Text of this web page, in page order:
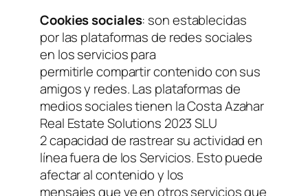
Cookies sociales: son establecidas
por las plataformas de redes sociales
en los servicios para
permitirle compartir contenido con sus
amigos y redes. Las plataformas de
medios sociales tienen la Costa Azahar
Real Estate Solutions 2023 SLU
2 capacidad de rastrear su actividad en
línea fuera de los Servicios. Esto puede
afectar al contenido y los
mensajes que ve en otros servicios que